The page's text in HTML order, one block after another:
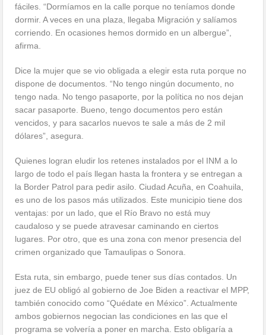
fáciles. “Dormíamos en la calle porque no teníamos donde
dormir. A veces en una plaza, llegaba Migración y salíamos
corriendo. En ocasiones hemos dormido en un albergue”,
afirma.
Dice la mujer que se vio obligada a elegir esta ruta porque no
dispone de documentos. “No tengo ningún documento, no
tengo nada. No tengo pasaporte, por la política no nos dejan
sacar pasaporte. Bueno, tengo documentos pero están
vencidos, y para sacarlos nuevos te sale a más de 2 mil
dólares”, asegura.
Quienes logran eludir los retenes instalados por el INM a lo
largo de todo el país llegan hasta la frontera y se entregan a
la Border Patrol para pedir asilo. Ciudad Acuña, en Coahuila,
es uno de los pasos más utilizados. Este municipio tiene dos
ventajas: por un lado, que el Río Bravo no está muy
caudaloso y se puede atravesar caminando en ciertos
lugares. Por otro, que es una zona con menor presencia del
crimen organizado que Tamaulipas o Sonora.
Esta ruta, sin embargo, puede tener sus días contados. Un
juez de EU obligó al gobierno de Joe Biden a reactivar el MPP,
también conocido como “Quédate en México”. Actualmente
ambos gobiernos negocian las condiciones en las que el
programa se volvería a poner en marcha. Esto obligaría a